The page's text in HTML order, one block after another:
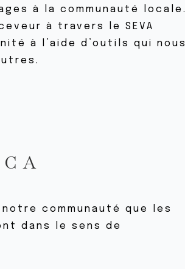
à la communauté locale.
à travers le SEVA
à l’aide d’outils qui nous
communauté que les
dans le sens de